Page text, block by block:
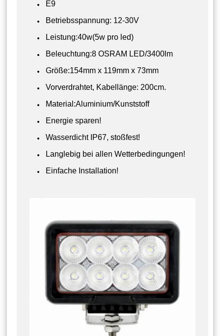
E9
Betriebsspannung: 12-30V
Leistung:40w(5w pro led)
Beleuchtung:8 OSRAM LED/3400lm
Größe:154mm x 119mm x 73mm
Vorverdrahtet, Kabellänge: 200cm.
Material:Aluminium/Kunststoff
Energie sparen!
Wasserdicht IP67, stoßfest!
Langlebig bei allen Wetterbedingungen!
Einfache Installation!